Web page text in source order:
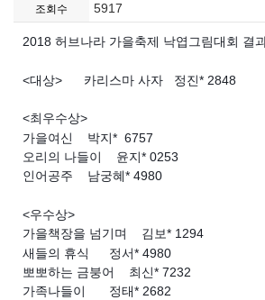
조회수 5917
2018 허브나라 가을축제 낙엽그림대회 결
<대상>	 카리스마 사자   정진* 2848
가을여신 	  박지*  6757
오리의 나들이	  윤지* 0253
인어공주	  남궁혜* 4980
<우수상>
가을책장을 넘기며	 김보* 1294
새들의 휴식	정서* 4980
뽀뽀하는 금붕어    최신* 7232
가족나들이	정태* 2682